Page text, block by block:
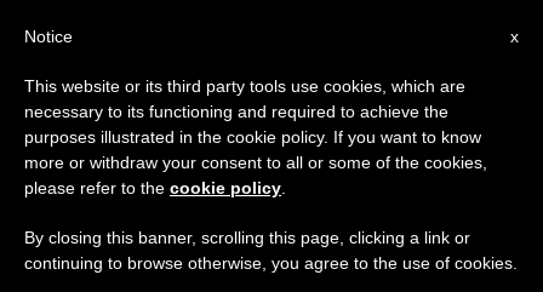
Il Papa riceve il Presidente della
Repubblica del Congo
x
Notice
This website or its third party tools use cookies, which are
necessary to its functioning and required to achieve the
purposes illustrated in the cookie policy. If you want to know
more or withdraw your consent to all or some of the cookies,
please refer to the cookie policy
By closing this banner, scrolling this page, clicking a link or
continuing to browse otherwise, you agree to the use of cookies.